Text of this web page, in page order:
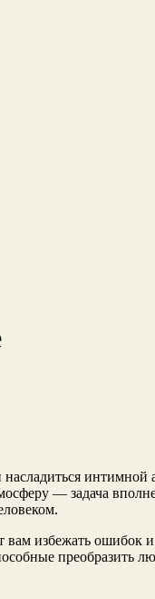
интимной
— задача вполне
избежать
преобразить